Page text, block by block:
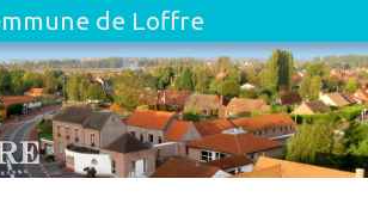
de Loffre